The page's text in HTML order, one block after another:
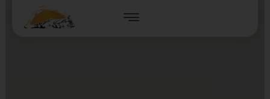
Hausinstallation
LEISTUNGEN